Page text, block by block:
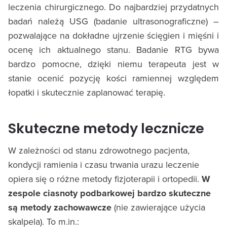
leczenia chirurgicznego. Do najbardziej przydatnych
badań należą USG (badanie ultrasonograficzne) –
pozwalające na dokładne ujrzenie ścięgien i mięśni i
ocenę ich aktualnego stanu. Badanie RTG bywa
bardzo pomocne, dzięki niemu terapeuta jest w
stanie ocenić pozycję kości ramiennej względem
łopatki i skutecznie zaplanować terapię.
Skuteczne metody lecznicze
W zależności od stanu zdrowotnego pacjenta,
kondycji ramienia i czasu trwania urazu leczenie
opiera się o różne metody fizjoterapii i ortopedii. W
zespole ciasnoty podbarkowej bardzo skuteczne
są metody zachowawcze (nie zawierające użycia
skalpela). To m.in.: